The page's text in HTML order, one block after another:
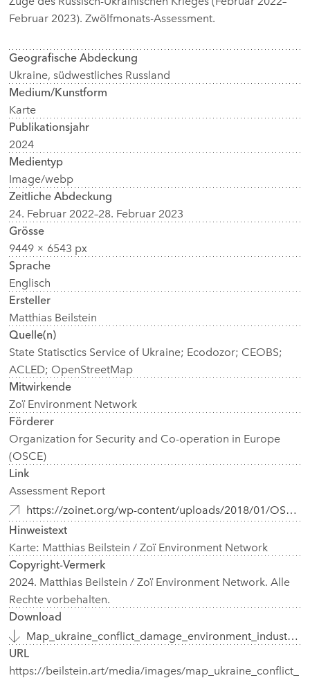
Februar 2023). Zwölfmonats-Assessment.
Geografische Abdeckung
Ukraine, südwestliches Russland
Medium/Kunstform
Karte
Publikationsjahr
2024
Medientyp
Image/webp
Zeitliche Abdeckung
24. Februar 2022–28. Februar 2023
Grösse
9449 × 6543 px
Sprache
Englisch
Ersteller
Matthias Beilstein
Quelle(n)
State Statisctics Service of Ukraine; Ecodozor; CEOBS;
ACLED; OpenStreetMap
Mitwirkende
Zoï Environment Network
Förderer
Organization for Security and Co-operation in Europe
(OSCE)
Link
Assessment Report
https://zoinet.org/wp-content/uploads/2018/01/OSCE-Ukraine-env-cons_EN.pdf
Hinweistext
Karte: Matthias Beilstein / Zoï Environment Network
Copyright-Vermerk
2024. Matthias Beilstein / Zoï Environment Network. Alle
Rechte vorbehalten.
Download
Map_ukraine_conflict_damage_environment_industry_2023.webp
URL
https://beilstein.art/media/images/map_ukraine_conflict_